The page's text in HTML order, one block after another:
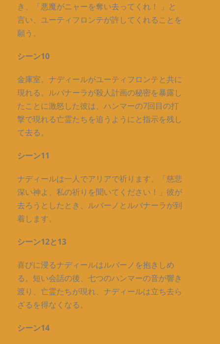
き、「悪魔がニャーを奪い去ってくれ！ 」と
言い、ユーティフロンテが許してくれることを
願う。
シーン10
金庫室。ナディールがユーティフロンテと共に
現れる。ルバナーラが殺人計画の秘密を暴露し
たことに激怒した彼は、ハンマーの7回目の打
撃で現れる亡霊たちを追うようにと指示を残し
て去る。
シーン11
ナディールは一人でアリアで祈ります。「慈悲
深い神よ、私の祈りを聞いてください！」彼が
去ろうとしたとき、ルバーノとルバナーラが到
着します。
シーン12と13
喜びに浸るナディールはルバーノを抱きしめ
る。短い会話の後、七つのハンマーの音が響き
渡り、亡霊たちが現れ、ナディールは立ち去ら
ざるを得なくなる。
シーン14